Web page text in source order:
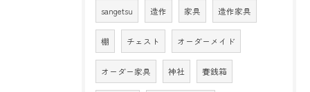
sangetsu 造作 家具 造作家具
棚 チェスト オーダーメイド
オーダー家具 神社 賽銭箱